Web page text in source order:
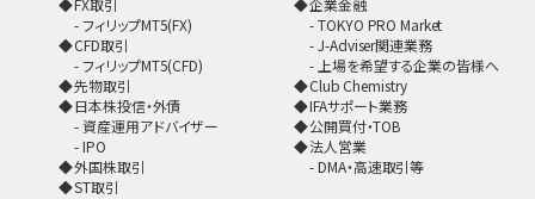
FX取引
フィリップMT5(FX)
CFD取引
フィリップMT5(CFD)
先物取引
日本株投信・外債
資産運用アドバイザー
IPO
外国株取引
ST取引
企業金融
TOKYO PRO Market
J-Adviser関連業務
上場を希望する企業の皆様へ
Club Chemistry
IFAサポート業務
公開買付・TOB
法人営業
DMA・高速取引等